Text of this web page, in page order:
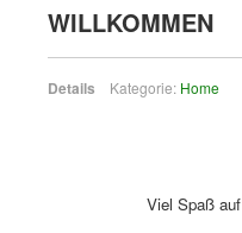
WILLKOMMEN
Details Kategorie: Home
Viel Spaß